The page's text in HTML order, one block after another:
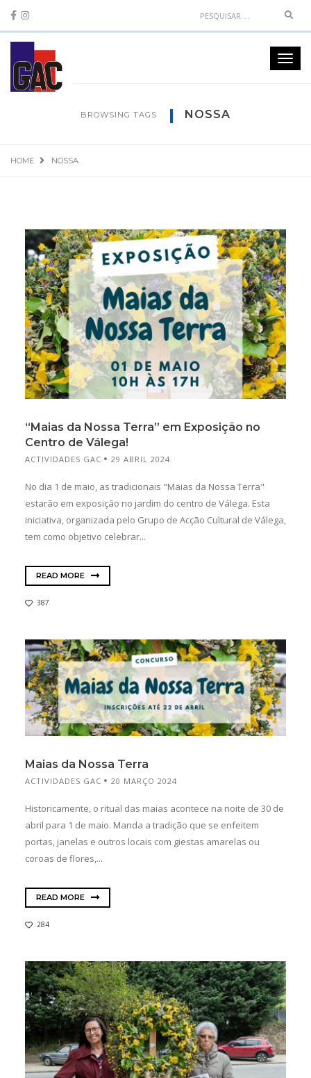
BROWSING TAGS NOSSA
HOME NOSSA
“Maias da Nossa Terra” em Exposição no
Centro de Válega!
ACTIVIDADES GAC 29 ABRIL 2024
No dia 1 de maio, as tradicionais "Maias da Nossa Terra"
estarão em exposição no jardim do centro de Válega. Esta
iniciativa, organizada pelo Grupo de Acção Cultural de Válega,
tem como objetivo celebrar...
READ MORE
387
Maias da Nossa Terra
ACTIVIDADES GAC 20 MARÇO 2024
Historicamente, o ritual das maias acontece na noite de 30 de
abril para 1 de maio. Manda a tradição que se enfeitem
portas, janelas e outros locais com giestas amarelas ou
coroas de flores,...
READ MORE
284